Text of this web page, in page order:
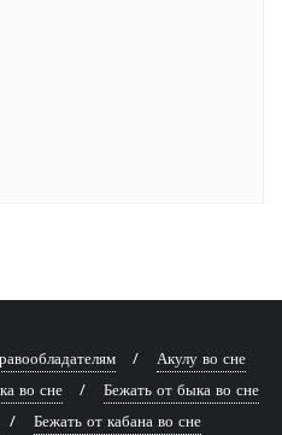
Акулу во сне
во сне
Бежать от быка во сне
Бежать от кабана во сне